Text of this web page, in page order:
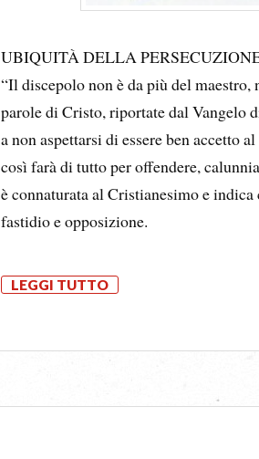
UBIQUITÀ DELLA
“Il discepolo non è da più del maestro,
parole di Cristo, riportate dal Vangelo
a non aspettarsi di essere ben accetto
così farà di tutto per offendere,
è connaturata al Cristianesimo e
fastidio e opposizione.
LEGGI TUTTO